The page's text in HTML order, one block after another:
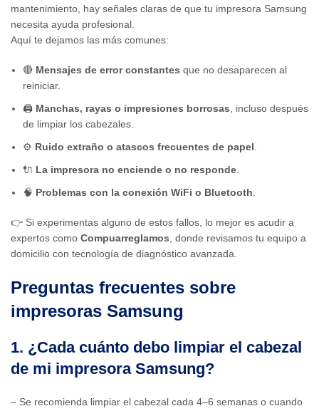
mantenimiento, hay señales claras de que tu impresora Samsung
necesita ayuda profesional.
Aquí te dejamos las más comunes:
🔴 Mensajes de error constantes que no desaparecen al
reiniciar.
🖨️ Manchas, rayas o impresiones borrosas , incluso después
de limpiar los cabezales.
⚙️ Ruido extraño o atascos frecuentes de papel
🔌 La impresora no enciende o no responde
🧠 Problemas con la conexión WiFi o Bluetooth
👉 Si experimentas alguno de estos fallos, lo mejor es acudir a
expertos como Compuarreglamos , donde revisamos tu equipo a
domicilio con tecnología de diagnóstico avanzada.
Preguntas frecuentes sobre
impresoras Samsung
1. ¿Cada cuánto debo limpiar el cabezal
de mi impresora Samsung?
– Se recomienda limpiar el cabezal cada 4–6 semanas o cuando